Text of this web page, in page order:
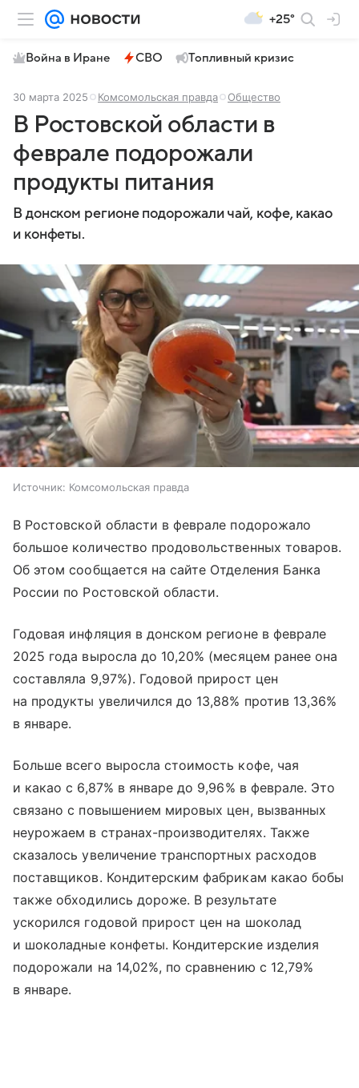
+25°
Война в Иране СВО Топливный кризис
30 марта 2025 Комсомольская правда Общество
В Ростовской области в
феврале подорожали
продукты питания
В донском регионе подорожали чай, кофе, какао
и конфеты.
Источник: Комсомольская правда
В Ростовской области в феврале подорожало
большое количество продовольственных товаров.
Об этом сообщается на сайте Отделения Банка
России по Ростовской области.
Годовая инфляция в донском регионе в феврале
2025 года выросла до 10,20% (месяцем ранее она
составляла 9,97%). Годовой прирост цен
на продукты увеличился до 13,88% против 13,36%
в январе.
Больше всего выросла стоимость кофе, чая
и какао с 6,87% в январе до 9,96% в феврале. Это
связано с повышением мировых цен, вызванных
неурожаем в странах-производителях. Также
сказалось увеличение транспортных расходов
поставщиков. Кондитерским фабрикам какао бобы
также обходились дороже. В результате
ускорился годовой прирост цен на шоколад
и шоколадные конфеты. Кондитерские изделия
подорожали на 14,02%, по сравнению с 12,79%
в январе.